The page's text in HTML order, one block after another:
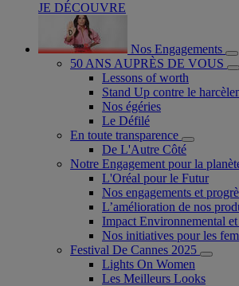
JE DÉCOUVRE
Nos Engagements
50 ANS AUPRÈS DE VOUS
Lessons of worth
Stand Up contre le
Nos égéries
Le Défilé
En toute transparence
De L'Autre Côté
Notre Engagement pour la
L'Oréal pour le Futur
Nos engagements et
L’amélioration de nos
Impact Environnemental
Nos initiatives pour les
Festival De Cannes 2025
Lights On Women
Les Meilleurs Looks